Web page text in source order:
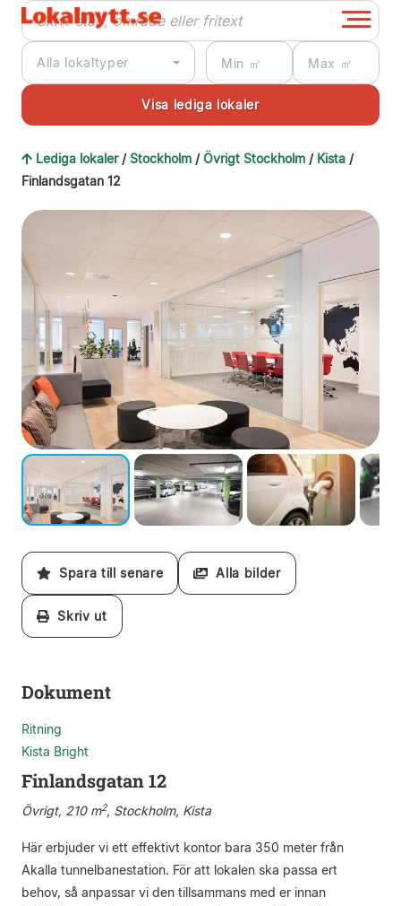
Alla lokaltyper
Lediga lokaler / Stockholm /Övrigt Stockholm / Kista /
Finlandsgatan 12
Spara till senare Alla bilder
Skriv ut
Dokument
Ritning
Kista Bright
Finlandsgatan 12
Övrigt, 210 m2, Stockholm, Kista
Här erbjuder vi ett effektivt kontor bara 350 meter från
Akalla tunnelbanestation. För att lokalen ska passa ert
behov, så anpassar vi den tillsammans med er innan